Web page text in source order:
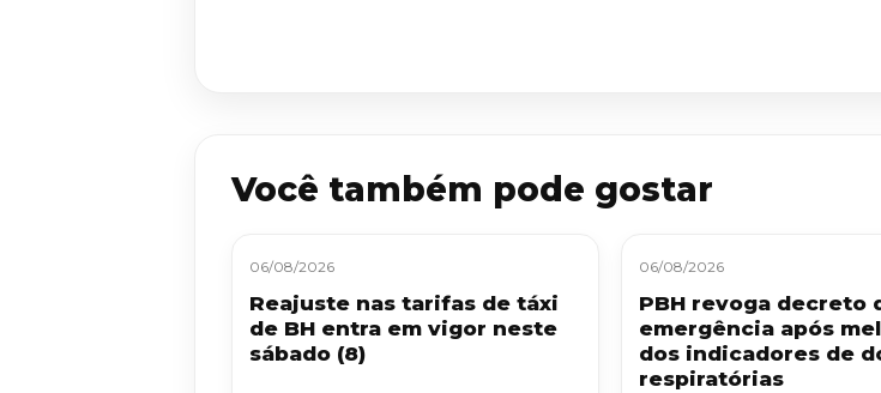
Você também pode gostar
06/08/2026
Reajuste nas tarifas de táxi
de BH entra em vigor neste
sábado (8)
06/08/2026
PBH revoga decreto
emergência após
dos indicadores de
respiratórias